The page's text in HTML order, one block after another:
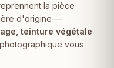
la pièce
d'origine —
teinture végétale
vous